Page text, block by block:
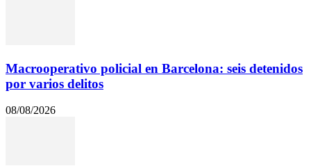
Macrooperativo policial en Barcelona: seis detenidos
por varios delitos
08/08/2026